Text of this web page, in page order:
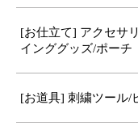
[お仕立て] アクセサ
インググッズ/ポーチ
[お道具] 刺繍ツール/